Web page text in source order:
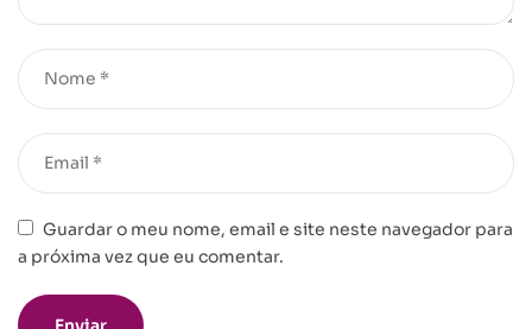
Guardar o meu nome, email e site neste navegador para
a próxima vez que eu comentar.